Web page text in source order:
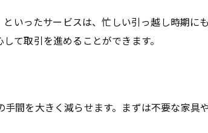
取と出張買取の高額査定比較
いったサービスは、忙しい引っ越し時期に
て取引を進めることができます。
間を大きく減らせます。まずは不要な家具